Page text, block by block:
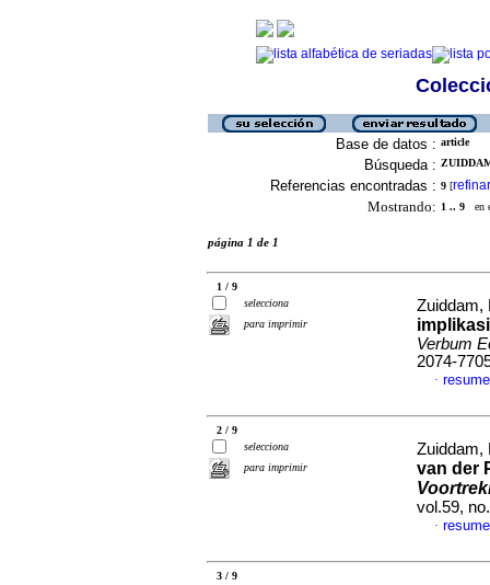
Base de datos : article
Búsqueda :
Referencias encontradas : 9 [refinar
Mostrando: 1 .. 9 en
página 1 de 1
1 / 9
selecciona
para imprimir
Zuiddam,
Verbum
2074-
·
2 / 9
selecciona
para imprimir
Zuiddam,
van der
vol.59,
·
3 / 9